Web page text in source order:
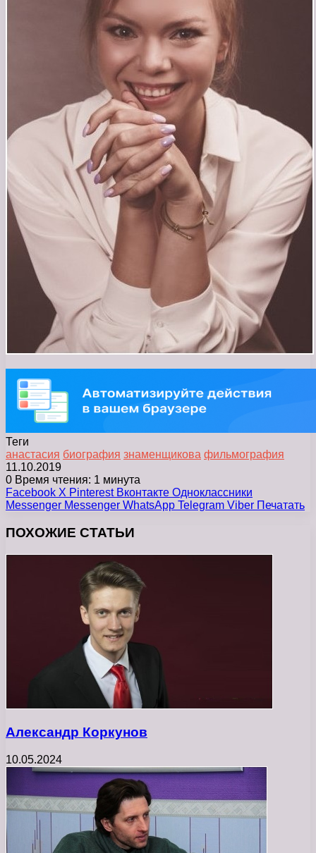
Теги
анастасия биография знаменщикова фильмография
11.10.2019
0 Время чтения: 1 минута
Facebook X Pinterest Вконтакте Одноклассники
Messenger Messenger WhatsApp Telegram Viber Печатать
ПОХОЖИЕ СТАТЬИ
Александр Коркунов
10.05.2024